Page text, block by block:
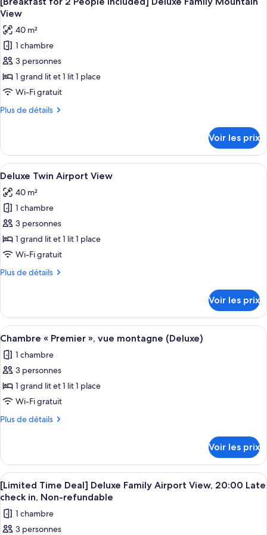
Deluxe
Twin
Mountain
View
chambre
for
2
People
Included]
Deluxe
Mountain
View
toutes
les
photos
pour
ce
type
de
chambre :
2
People
Included]
Deluxe
Family
Mountain
View
View
40 m²
1 chambre
3 personnes
1 grand lit et 1 lit 1 place
Wi-Fi gratuit
Plus de détails
Plus
le
type
de
[Breakfast
for
People
Included]
Deluxe
Family
Mountain
Voir les prix
Afficher
toutes
les
photos
pour
ce
type
chambre :
Airport
View
Une chambre d’hôtel avec un
10
Deluxe Twin Airport View
40 m²
1 chambre
3 personnes
1 grand lit et 1 lit 1 place
Wi-Fi gratuit
Plus de détails
Plus
le
type
de
Deluxe
Twin
View
Voir les prix
Afficher
toutes
les
photos
pour
ce
type
Chambre
Premier
»,
vue
montagne
Une chambre d’hôtel moderne
11
Chambre « Premier », vue montagne (Deluxe)
1 chambre
3 personnes
1 grand lit et 1 lit 1 place
Wi-Fi gratuit
Plus de détails
Plus
le
type
de
chambre
Premier
Voir les prix
Afficher
toutes
les
photos
Une chambre d’hôtel moderne
11
[Limited Time Deal] Deluxe Family Airport View, 20:00 Late
check in, Non-refundable
1 chambre
3 personnes